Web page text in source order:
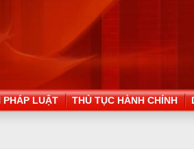
PHÁP LUẬT THỦ TỤC HÀNH CHÍNH